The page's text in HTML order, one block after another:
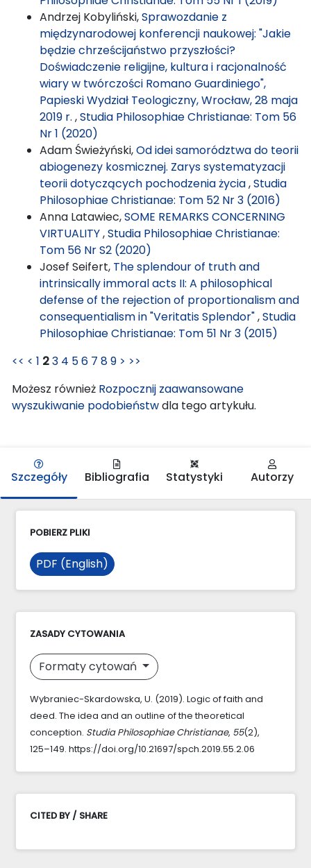
Andrzej Kobyliński,Sprawozdanie z
międzynarodowej konferencji naukowej: "Jakie
będzie chrześcijaństwo przyszłości?
Doświadczenie religijne, kultura i racjonalność
wiary w twórczości Romano Guardiniego",
Papieski Wydział Teologiczny, Wrocław, 28 maja
2019 r. ,Studia Philosophiae Christianae: Tom 56
Nr 1 (2020)
Adam Świeżyński,Od idei samorództwa do teorii
abiogenezy kosmicznej. Zarys systematyzacji
teorii dotyczących pochodzenia życia,Studia
Philosophiae Christianae: Tom 52 Nr 3 (2016)
Anna Latawiec,SOME REMARKS CONCERNING
VIRTUALITY,Studia Philosophiae Christianae:
Tom 56 Nr S2 (2020)
Josef Seifert, The splendour of truth and
intrinsically immoral acts II: A philosophical
defense of the rejection of proportionalism and
consequentialism in "Veritatis Splendor",Studia
Philosophiae Christianae: Tom 51 Nr 3 (2015)
<< < 1 23 4 56 7 89 > >>
Możesz również Rozpocznij zaawansowane
wyszukiwanie podobieństwdla tego artykułu.
Szczegóły Bibliografia Statystyki Autorzy
POBIERZ PLIKI
PDF (English)
ZASADY CYTOWANIA
Formaty cytowań
Wybraniec-Skardowska, U. (2019). Logic of faith and
deed. The idea and an outline of the theoretical
conception. Studia Philosophiae Christianae, 55(2),
125–149. https://doi.org/10.21697/spch.2019.55.2.06
CITED BY / SHARE